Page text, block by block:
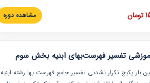
و به همراه تصاویر عملیات اجرایی مرتبط با ردیف های
بها ارائه شده است. این دوره با کلام مهندس
مدیر پروژه مهندسی مشاور در امر بازنگری فهرست
حال فعالیت هستند حتما توصیه می کنیم از مطالب این
نمایند.
مشاهده دوره
تفسیر فهرست‌بهای ابنیه بخش سوم
بار پکیج تکرار نشدنی تفسیر جامع فهرست بها رشته ابنیه